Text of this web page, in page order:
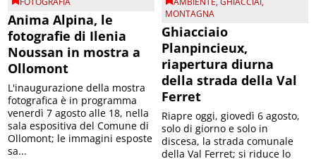
Anima Alpina, le
fotografie di Ilenia
Noussan in mostra a
Ollomont
L'inaugurazione della mostra
fotografica è in programma
venerdì 7 agosto alle 18, nella
sala espositiva del Comune di
Ollomont; le immagini esposte
sa...
MONTAGNA
Ghiacciaio
Planpincieux,
riapertura diurna
della strada della Val
Ferret
Riapre oggi, giovedì 6 agosto,
solo di giorno e solo in
discesa, la strada comunale
della Val Ferret; si riduce lo